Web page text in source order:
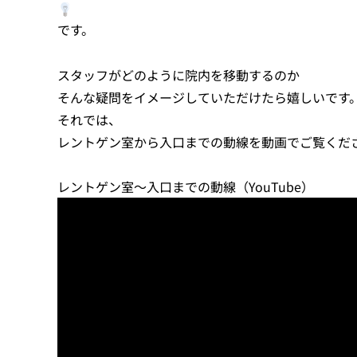
です。
スタッフがどのように院内を移動するのか
そんな疑問をイメージしていただけたら嬉しいです。
それでは、
レントゲン室から入口までの動線を動画でご覧くだ
レントゲン室～入口までの動線（YouTube）